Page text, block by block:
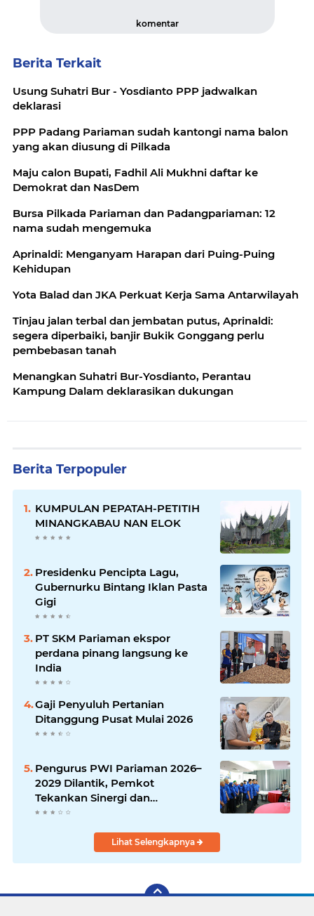
komentar
Berita Terkait
Usung Suhatri Bur - Yosdianto PPP jadwalkan
deklarasi
PPP Padang Pariaman sudah kantongi nama balon
yang akan diusung di Pilkada
Maju calon Bupati, Fadhil Ali Mukhni daftar ke
Demokrat dan NasDem
Bursa Pilkada Pariaman dan Padangpariaman: 12
nama sudah mengemuka
Aprinaldi: Menganyam Harapan dari Puing-Puing
Kehidupan
Yota Balad dan JKA Perkuat Kerja Sama Antarwilayah
Tinjau jalan terbal dan jembatan putus, Aprinaldi:
segera diperbaiki, banjir Bukik Gonggang perlu
pembebasan tanah
Menangkan Suhatri Bur-Yosdianto, Perantau
Kampung Dalam deklarasikan dukungan
Berita Terpopuler
KUMPULAN PEPATAH-PETITIH
MINANGKABAU NAN ELOK
Presidenku Pencipta Lagu,
Gubernurku Bintang Iklan Pasta
Gigi
PT SKM Pariaman ekspor
perdana pinang langsung ke
India
Gaji Penyuluh Pertanian
Ditanggung Pusat Mulai 2026
Pengurus PWI Pariaman 2026–
2029 Dilantik, Pemkot
Tekankan Sinergi dan
Profesionalisme Pers
Lihat Selengkapnya